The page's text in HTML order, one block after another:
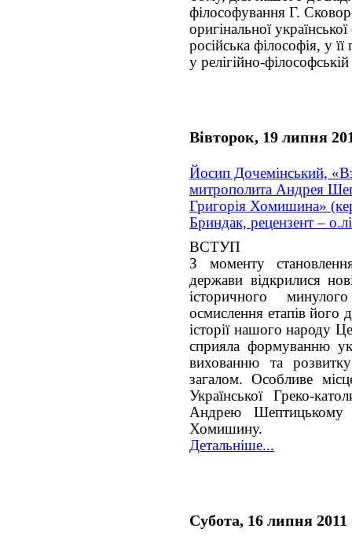
філософування Г.
оригінальної
російська філософія, у
у релігійно-
Вівторок, 19 липня
Йосип Дочемінський,
митрополита Андрея
Григорія Хомишина»
Бриндак, рецензент –
ВСТУП
З моменту
держави відкрилися
історичного
осмислення етапів його
історії нашого народу
сприяла формуванню
вихованню та
загалом. Особливе
Української Греко-
Андрею Шептицькому
Хомишину.
Детальніше...
Субота, 16 липня 2011